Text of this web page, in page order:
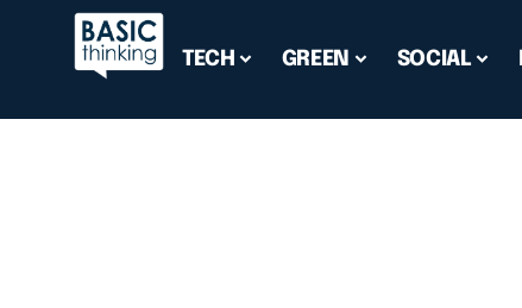
TECH GREEN SOCIAL